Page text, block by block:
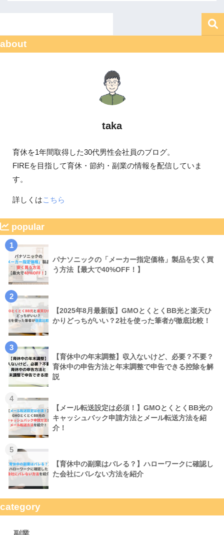
about
taka
育休を1年間取得した30代男性会社員のブログ。
FIREを目指して育休・節約・副業の情報を配信していま
す。
詳しくはこちら
popular
1
パナソニックの「メーカー指定価格」製品を安く買
う方法【最大で40%OFF！】
2
【2025年8月最新版】GMOとくとくBB光と楽天ひ
かりどっちがいい？2社を使った筆者が徹底比較！
3
【育休中の年末調整】収入ないけど、必要？不要？
育休中の申告方法と年末調整で申告できる控除を解
説
4
【メール転送設定は必須！】GMOとくとくBB光の
キャッシュバック申請方法とメール転送方法を紹
介！
5
【育休中の副業はバレる？】ハローワークに確認し
た会社にバレない方法を紹介
category